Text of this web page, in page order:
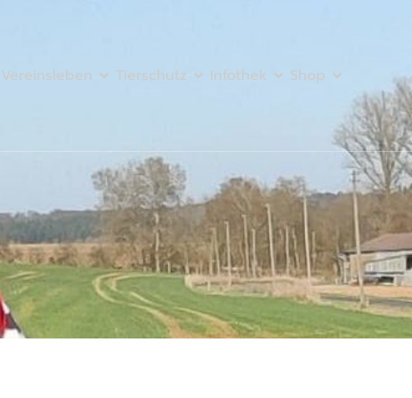
Vereinsleben Tierschutz Infothek Shop